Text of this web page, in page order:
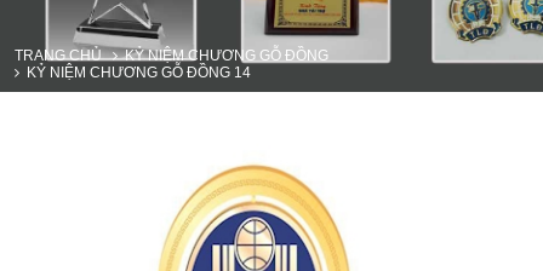
TRANG CHỦ
KỶ NIỆM CHƯƠNG GỖ ĐỒNG
KỶ NIỆM CHƯƠNG GỖ ĐỒNG 14